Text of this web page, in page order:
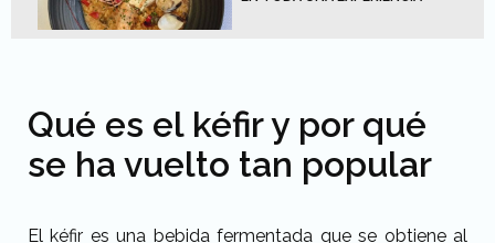
Qué es el kéfir y por qué
se ha vuelto tan popular
El kéfir es una bebida fermentada que se obtiene al